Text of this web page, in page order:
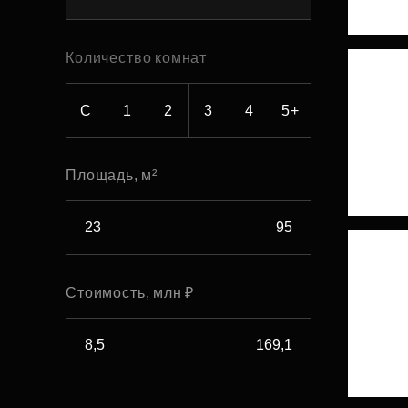
Рефинансирование
Количество комнат
С 1 2 3 4 5+
Площадь, м²
Стоимость, млн ₽